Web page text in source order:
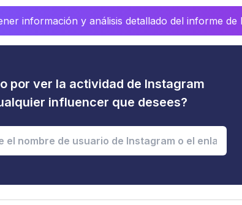
información y análisis detallado del informe de
por ver la actividad de Instagram
influencer que desees?